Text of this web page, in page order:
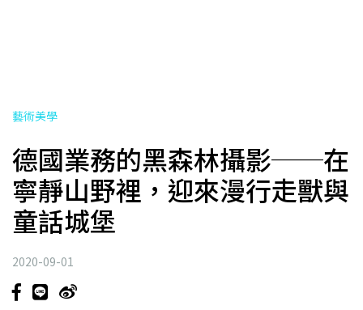
藝術美學
德國業務的黑森林攝影──在
寧靜山野裡，迎來漫行走獸與
童話城堡
2020-09-01